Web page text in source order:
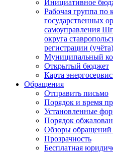
Инициативное
Рабочая группа по
государственных
самоуправления
округа
регистрации
Муниципальный
Открытый бюджет
Карта
Обращения
Отправить письмо
Порядок и время
Установленные
Порядок
Обзоры обращений
Прозрачность
Бесплатная